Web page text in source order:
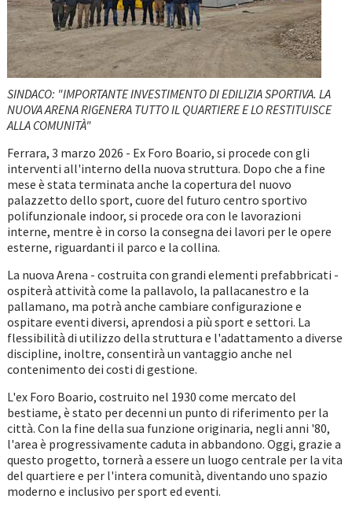
SINDACO: "IMPORTANTE INVESTIMENTO DI EDILIZIA SPORTIVA. LA
NUOVA ARENA RIGENERA TUTTO IL QUARTIERE E LO RESTITUISCE
ALLA COMUNITÀ"
Ferrara, 3 marzo 2026 - Ex Foro Boario, si procede con gli
interventi all'interno della nuova struttura. Dopo che a fine
mese è stata terminata anche la copertura del nuovo
palazzetto dello sport, cuore del futuro centro sportivo
polifunzionale indoor, si procede ora con le lavorazioni
interne, mentre è in corso la consegna dei lavori per le opere
esterne, riguardanti il parco e la collina.
La nuova Arena - costruita con grandi elementi prefabbricati -
ospiterà attività come la pallavolo, la pallacanestro e la
pallamano, ma potrà anche cambiare configurazione e
ospitare eventi diversi, aprendosi a più sport e settori. La
flessibilità di utilizzo della struttura e l'adattamento a diverse
discipline, inoltre, consentirà un vantaggio anche nel
contenimento dei costi di gestione.
L'ex Foro Boario, costruito nel 1930 come mercato del
bestiame, è stato per decenni un punto di riferimento per la
città. Con la fine della sua funzione originaria, negli anni '80,
l'area è progressivamente caduta in abbandono. Oggi, grazie a
questo progetto, tornerà a essere un luogo centrale per la vita
del quartiere e per l'intera comunità, diventando uno spazio
moderno e inclusivo per sport ed eventi.